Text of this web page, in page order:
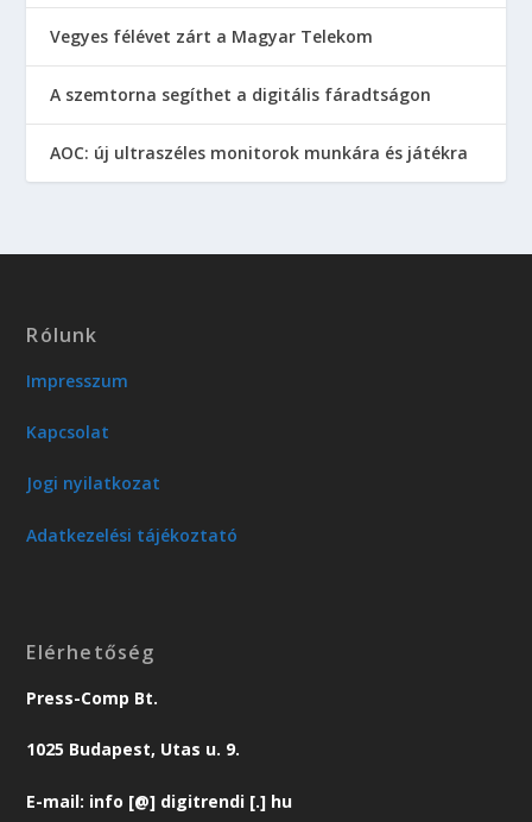
Vegyes félévet zárt a Magyar Telekom
A szemtorna segíthet a digitális fáradtságon
AOC: új ultraszéles monitorok munkára és játékra
Rólunk
Impresszum
Kapcsolat
Jogi nyilatkozat
Adatkezelési tájékoztató
Elérhetőség
Press-Comp Bt.
1025 Budapest, Utas u. 9.
E-mail: info [@] digitrendi [.] hu